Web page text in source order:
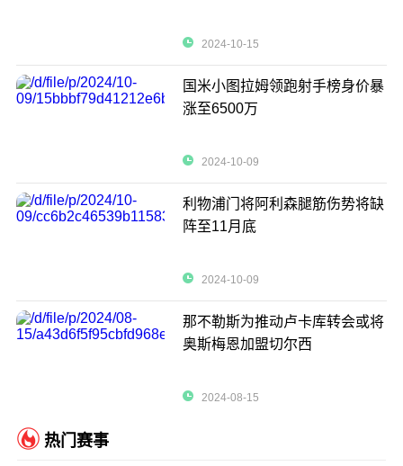
2024-10-15
国米小图拉姆领跑射手榜身价暴
涨至6500万
2024-10-09
利物浦门将阿利森腿筋伤势将缺
阵至11月底
2024-10-09
那不勒斯为推动卢卡库转会或将
奥斯梅恩加盟切尔西
2024-08-15
热门赛事